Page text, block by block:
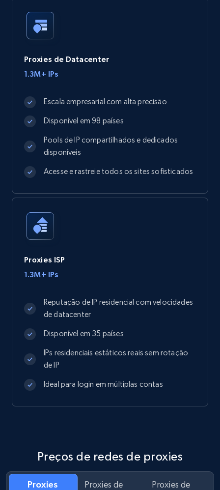
Proxies de Datacenter
1.3M+ IPs
Escala empresarial com alta precisão
Disponível em 98 países
Pools de IP compartilhados e dedicados
disponíveis
Acesse e rastreie todos os sites sofisticados
Proxies ISP
1.3M+ IPs
Reputação de IP residencial com velocidades
de datacenter
Disponível em 35 países
IPs residenciais estáticos reais sem rotação
de IP
Ideal para login em múltiplas contas
Preços de redes de proxies
Proxies
Proxies de
Proxies de